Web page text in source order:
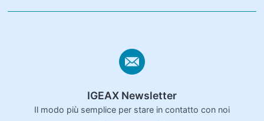
IGEAX Newsletter
Il modo più semplice per stare in contatto con noi